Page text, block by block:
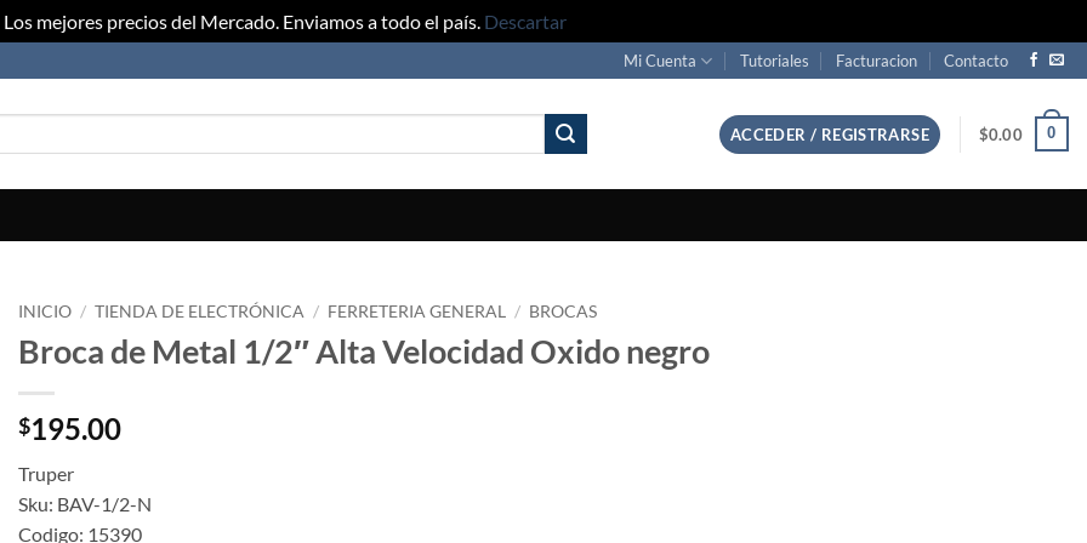
Los mejores precios del Mercado. Enviamos a todo el país. Descartar
Mi Cuenta Tutoriales Facturacion Contacto
ACCEDER / REGISTRARSE $0.00 0
INICIO / TIENDA DE ELECTRÓNICA / FERRETERIA GENERAL / BROCAS
Broca de Metal 1/2″ Alta Velocidad Oxido negro
$195.00
Truper
Sku: BAV-1/2-N
Codigo: 15390